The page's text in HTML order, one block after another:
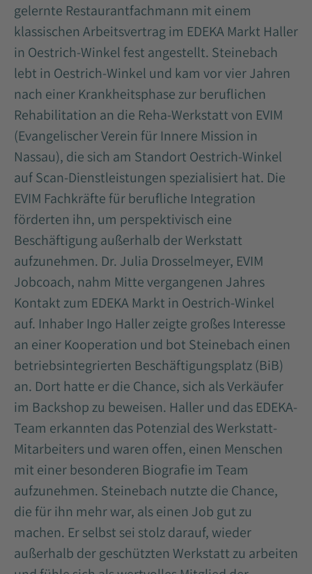
gelernte Restaurantfachmann mit einem
klassischen Arbeitsvertrag im EDEKA Markt Haller
in Oestrich-Winkel fest angestellt. Steinebach
lebt in Oestrich-Winkel und kam vor vier Jahren
nach einer Krankheitsphase zur beruflichen
Rehabilitation an die Reha-Werkstatt von EVIM
(Evangelischer Verein für Innere Mission in
Nassau), die sich am Standort Oestrich-Winkel
auf Scan-Dienstleistungen spezialisiert hat. Die
EVIM Fachkräfte für berufliche Integration
förderten ihn, um perspektivisch eine
Beschäftigung außerhalb der Werkstatt
aufzunehmen. Dr. Julia Drosselmeyer, EVIM
Jobcoach, nahm Mitte vergangenen Jahres
Kontakt zum EDEKA Markt in Oestrich-Winkel
auf. Inhaber Ingo Haller zeigte großes Interesse
an einer Kooperation und bot Steinebach einen
betriebsintegrierten Beschäftigungsplatz (BiB)
an. Dort hatte er die Chance, sich als Verkäufer
im Backshop zu beweisen. Haller und das EDEKA-
Team erkannten das Potenzial des Werkstatt-
Mitarbeiters und waren offen, einen Menschen
mit einer besonderen Biografie im Team
aufzunehmen. Steinebach nutzte die Chance,
die für ihn mehr war, als einen Job gut zu
machen. Er selbst sei stolz darauf, wieder
außerhalb der geschützten Werkstatt zu arbeiten